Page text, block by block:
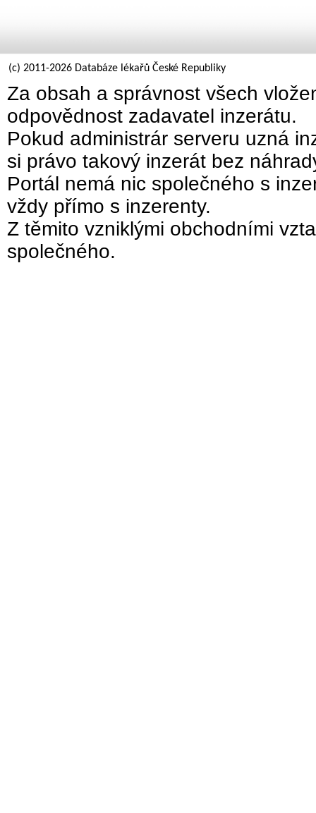
(c) 2011-2026 Databáze lékařů České Republiky
Za obsah a správnost všech
odpovědnost zadavatel inzerátu.
Pokud administrár serveru uzná
si právo takový inzerát bez
Portál nemá nic společného s
vždy přímo s inzerenty.
Z těmito vzniklými obchodními
společného.